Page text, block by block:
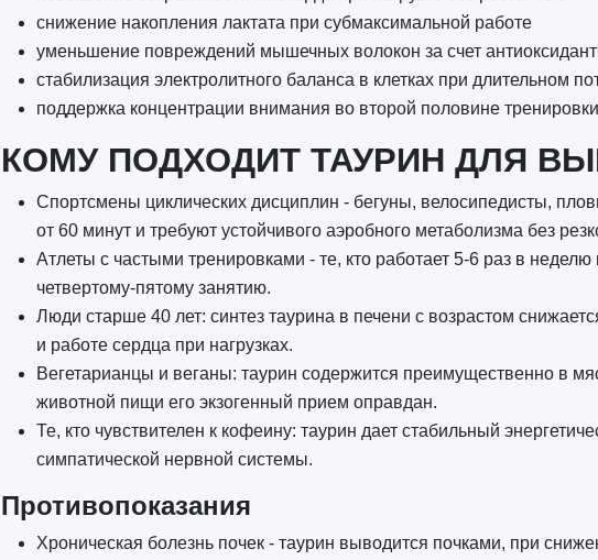
снижение накопления лактата при субмаксимальной работе
уменьшение повреждений мышечных волокон за счет
стабилизация электролитного баланса в клетках при длительном
поддержка концентрации внимания во второй половине тренировки
КОМУ ПОДХОДИТ ТАУРИН ДЛЯ
Спортсмены циклических дисциплин - бегуны, велосипедисты,
от 60 минут и требуют устойчивого аэробного метаболизма без
Атлеты с частыми тренировками - те, кто работает 5-6 раз в неделю
четвертому-пятому занятию.
Люди старше 40 лет: синтез таурина в печени с возрастом
и работе сердца при нагрузках.
Вегетарианцы и веганы: таурин содержится преимущественно в
животной пищи его экзогенный прием оправдан.
Те, кто чувствителен к кофеину: таурин дает стабильный
симпатической нервной системы.
Противопоказания
Хроническая болезнь почек - таурин выводится почками, при